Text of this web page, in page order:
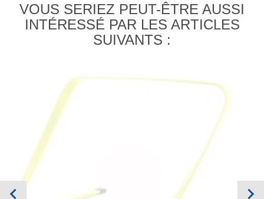
VOUS SERIEZ PEUT-ÊTRE AUSSI
INTÉRESSÉ PAR LES ARTICLES
SUIVANTS :